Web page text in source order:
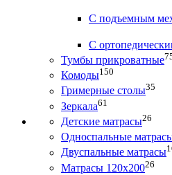
С подъемным
С
Тумбы прикроватные
Комоды150
Гримерные столы35
Зеркала61
Детские матрасы26
Односпальные
Двуспальные матрасы
Матрасы 120х20026